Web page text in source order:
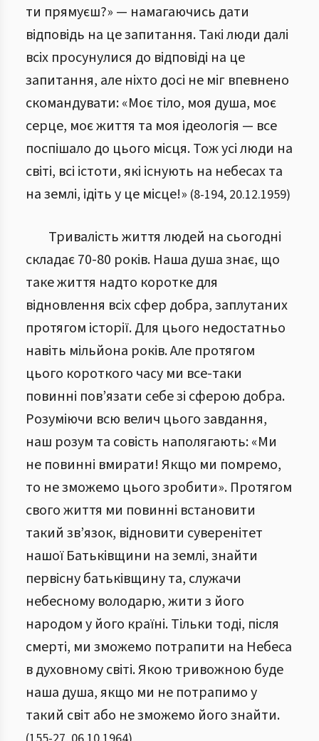
ти прямуєш?» — намагаючись дати
відповідь на це запитання. Такі люди далі
всіх просунулися до відповіді на це
запитання, але ніхто досі не міг впевнено
скомандувати: «Моє тіло, моя душа, моє
серце, моє життя та моя ідеологія — все
поспішало до цього місця. Тож усі люди на
світі, всі істоти, які існують на небесах та
на землі, ідіть у це місце!» (8-194, 20.12.1959)
Тривалість життя людей на сьогодні
складає 70-80 років. Наша душа знає, що
таке життя надто коротке для
відновлення всіх сфер добра, заплутаних
протягом історії. Для цього недостатньо
навіть мільйона років. Але протягом
цього короткого часу ми все-таки
повинні пов’язати себе зі сферою добра.
Розуміючи всю велич цього завдання,
наш розум та совість наполягають: «Ми
не повинні вмирати! Якщо ми помремо,
то не зможемо цього зробити». Протягом
свого життя ми повинні встановити
такий зв’язок, відновити суверенітет
нашої Батьківщини на землі, знайти
первісну батьківщину та, служачи
небесному володарю, жити з його
народом у його країні. Тільки тоді, після
смерті, ми зможемо потрапити на Небеса
в духовному світі. Якою тривожною буде
наша душа, якщо ми не потрапимо у
такий світ або не зможемо його знайти.